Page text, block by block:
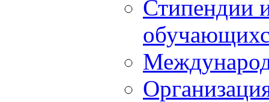
Стипендии